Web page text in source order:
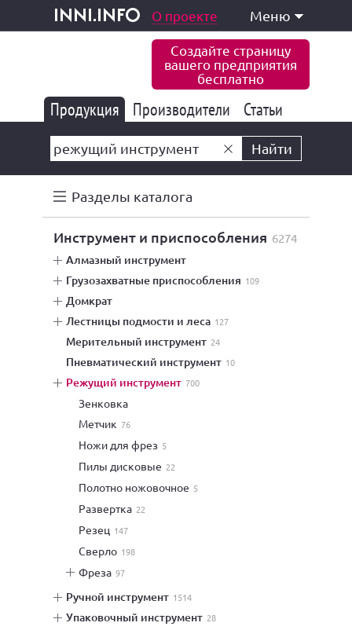
inni.info
и услуги О проекте Меню
Создайте страницу
вашего предприятия
бесплатно
Продукция 177 847
Производители 6 777
Статьи
Найти
Разделы каталога
инструмент и приспособления 6274
алмазный инструмент
грузозахватные приспособления 109
домкрат
лестницы подмости и леса 127
мерительный инструмент 24
пневматический инструмент 10
режущий инструмент 700
зенковка
метчик 76
ножи для фрез 5
пилы дисковые 22
полотно ножовочное 5
развертка 22
резец 147
сверло 198
фреза 97
ручной инструмент 1514
упаковочный инструмент 28